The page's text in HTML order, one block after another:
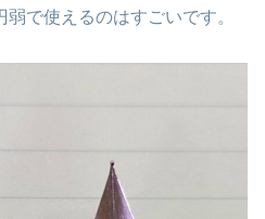
で使えるのはすごいです。